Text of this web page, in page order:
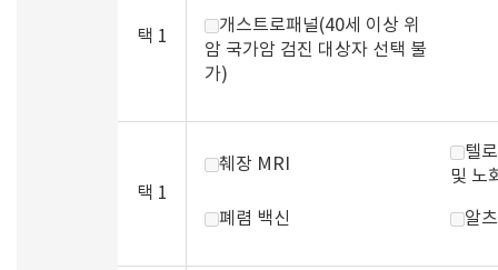
택 1
개스트로패널(40세 이상 위
암 국가암 검진 대상자 선택 불
가)
택 1
췌장 MRI
텔
및 노
폐렴 백신 알